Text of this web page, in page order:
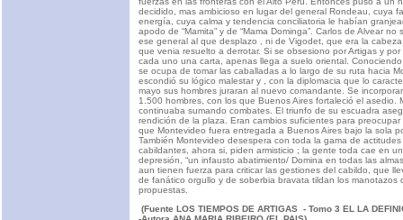
decidido, mas ambicioso en lugar del general Rondeau, cuya
energía, cuya calma y tendencia conciliatoria le habían
apodo de “Mamita” y de “Mama Dominga”. Carlos de Alvear
ese general al que desplazo , ni de Vigodet, que era la
que venia resuelto a derrotar. Si se obsesiono por Artigas y
cada uno una carta, apenas llega a suelo oriental.
se ocupa de tomar las caballadas a lo largo de su ruta hacia
escondió su lógico malestar y , con la diplomacia que lo
mayo sus hombres juraran al nuevo comandante. Se
1.500 hombres, con los que Buenos Aires fortaleció el asedio.
continuaba sumando combates. El triunfo de su escuadra
rendición de la plaza. Eran cambios suficientes para
que Montevideo fuera entregada a Buenos Aires bajo la sola
También Montevideo desespera con toda la gama de
cabildantes, ahora si, piden armisticio ; la gente toda cae en
depresión, “un infausto abatimiento/ Domina en todas las
aun tienen fuerza para criticar las gestiones del cabildo, que
de fanático orgullo y de soberbia bravata tildan los manotazos
propuestas.
(Fuente LOS TIEMPOS DE ARTIGAS - Tomo 3 EL LA